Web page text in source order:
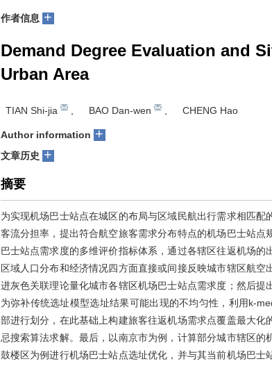
作者信息 +
Demand Degree Evaluation and
Urban Area
TIAN Shi-jia BAO Dan-wen CHENG Hao
Author information +
文章历史 +
摘要
为实现机场巴士站点在城区的布局与区域民航出行需求相匹配
客流分担率，提出符合航空旅客需求分布特点的机场巴士站点
巴士站点需求度的多维评价指标体系，通过各辖区往返机场的
区域人口分布和经济情况四方面直接或间接反映城市辖区航空
进灰色关联理论量化城市各辖区机场巴士站点需求度；然后提
为弥补传统选址模型选址结果可能出现的不均匀性，利用k-
部进行划分，在此基础上构建旅客往返机场需求点覆盖最大化
忌搜索算法求解。最后，以南京市为例，计算部分城市辖区的
鼓楼区为例进行机场巴士站点选址优化，并与其当前机场巴士